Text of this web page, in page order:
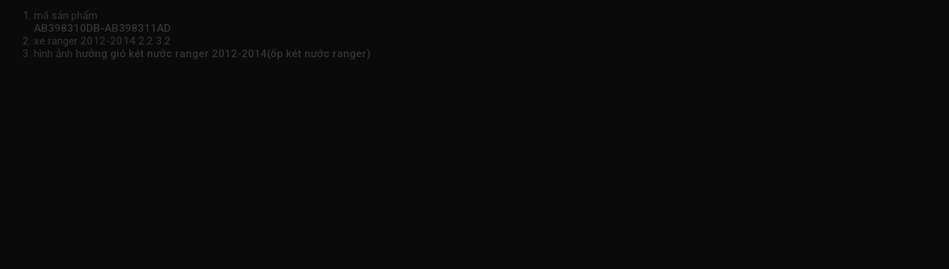
mã sản phẩm
AB398310DB-AB398311AD
xe ranger 2012-2014 2.2 3.2
hình ảnh hướng gió két nước ranger 2012-2014(ốp két nước ranger)